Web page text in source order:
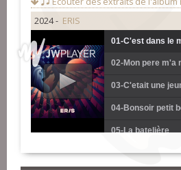
2024 - ERIS
01-C'est dans le
02-Mon pere m'a
03-C'etait une
Saint-Vincent)
04-Bonsoir petit
05-La batelière
06-Que sus